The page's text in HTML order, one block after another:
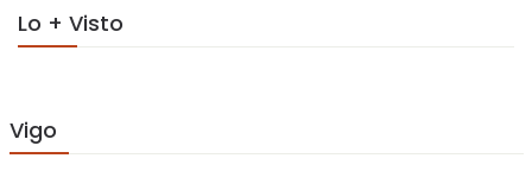
Lo + Visto
Vigo